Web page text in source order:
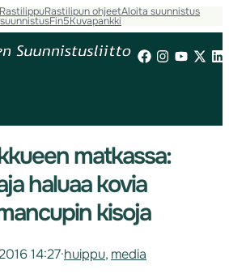
Rastilipun ohjeetAloita suunnistus
Fin5Kuvapankki
matkassa:
haluaa kovia
kisoja
14:27·huippu, media